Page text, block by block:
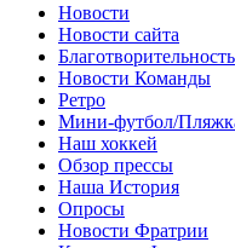
Новости
Новости сайта
Благотворительность
Новости Команды
Ретро
Мини-футбол/
Наш хоккей
Обзор прессы
Наша История
Опросы
Новости Фратрии